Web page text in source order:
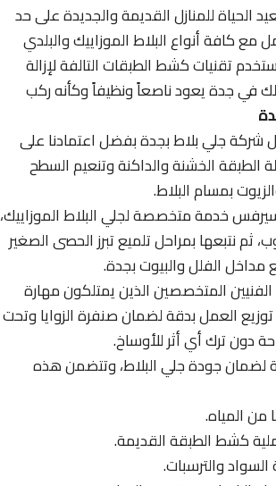
الحياة للمنازل القديمة والجديدة على حد
كافة أنواع البلاط الموزاييك والبلدي
تقنيات كشط الطبقات التالفة لإزالة
في جدة يعود ناصعاً ونظيفاً وكأنه ركب
جلي بلاط بجدة بفضل اعتمادنا على
الخشنة والداكنة وتنعيم السطح
بمسام البلاط.
خدمة متخصصة لجلي البلاط الموزاييك،
ثم نتبعها بمراحل تلميع تبرز الحصى الصغير
مداخل الفلل والبيوت بجدة.
المتخصصين الذين يمتلكون مهارة
العمل بدقة لضمان صنفرة الزوايا وتحت
دون ترك أي أثر للأوساخ.
لضمان جودة جلي البلاط، وتتضمن هذه
من المياه.
كشط الطبقة القديمة.
والترسبات.